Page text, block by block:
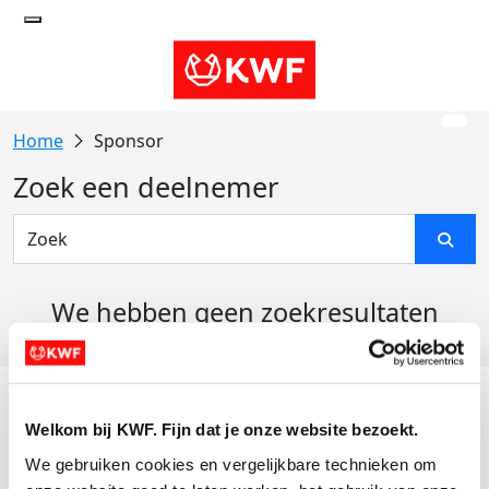
Welkom bij KWF. Fijn dat je onze website bezoekt.
We gebruiken cookies en vergelijkbare technieken om
Sponsor
Zoek een deelnemer
We hebben geen zoekresultaten
Actiematerialen
Evenementen